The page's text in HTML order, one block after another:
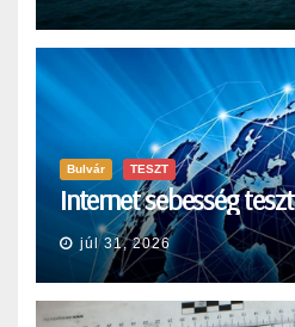
Bulvár TESZT
Internet sebesség teszt
júl 31, 2026